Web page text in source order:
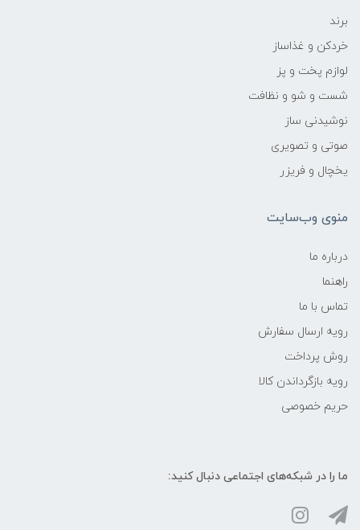
برند
خردکن و غذاساز
لوازم پخت و پز
شست و شو و نظافت
نوشیدنی ساز
صوتی و تصویری
یخچال و فریزر
منوی وب‌سایت
درباره ما
راهنما
تماس با ما
رویه ارسال سفارش
روش پرداخت
رویه‌ بازگرداندن کالا
حریم خصوصی
ما را در شبکه‌های اجتماعی دنبال کنید: